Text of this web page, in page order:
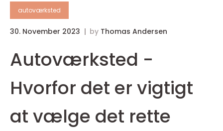
autoværksted
30. November 2023 by Thomas Andersen
Autoværksted -
Hvorfor det er vigtigt
at vælge det rette